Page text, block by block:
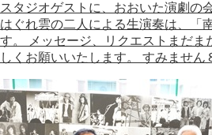
スタジオゲストに、おおいた演劇の
はぐれ雲の二人による生演奏は、「
す。 メッセージ、リクエストまだま
しくお願いいたします。 すみません